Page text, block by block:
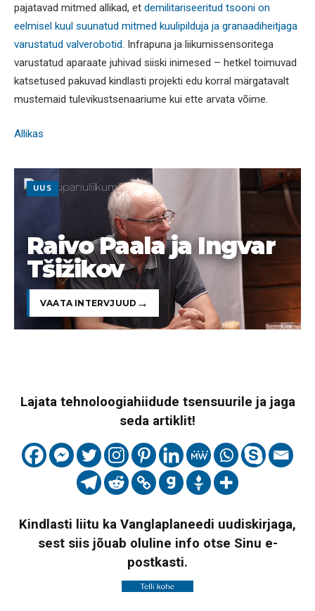
pajatavad mitmed allikad, et demilitariseeritud tsooni on
eelmisel kuul suunatud mitmed kuulipilduja ja granaadiheitjaga
varustatud valverobotid. Infrapuna ja liikumissensoritega
varustatud aparaate juhivad siiski inimesed – hetkel toimuvad
katsetused pakuvad kindlasti projekti edu korral märgatavalt
mustemaid tulevikustsenaariume kui ette arvata võime.
Allikas
UUS
Raivo Paala ja Ingvar
Tšižikov
VAATA INTERVJUUD
Lajata tehnoloogiahiidude tsensuurile ja jaga
seda artiklit!
Kindlasti liitu ka Vanglaplaneedi uudiskirjaga,
sest siis jõuab oluline info otse Sinu e-
postkasti.